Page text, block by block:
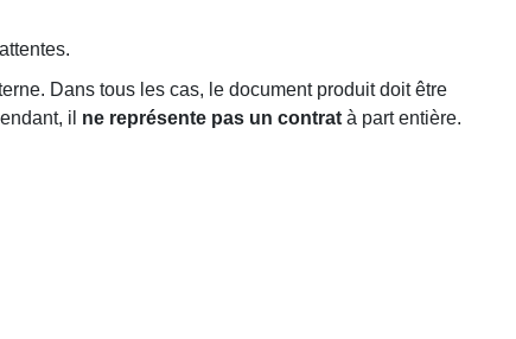
Dans tous les cas, le document produit doit être
il ne représente pas un contrat à part entière.